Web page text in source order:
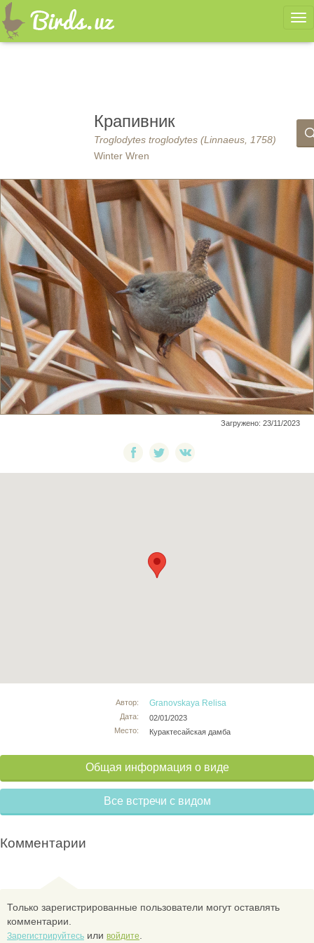
Крапивник
Troglodytes troglodytes (Linnaeus, 1758)
Winter Wren
Загружено: 23/11/2023
Автор:
Дата:
Место:
Granovskaya Relisa
02/01/2023
Курактесайская дамба
Общая информация о виде
Все встречи с видом
Комментарии
Только зарегистрированные пользователи могут оставлять
комментарии.
Зарегистрируйтесь или войдите